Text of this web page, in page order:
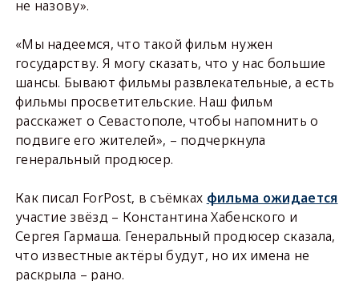
не назову».
«Мы надеемся, что такой фильм нужен
государству. Я могу сказать, что у нас большие
шансы. Бывают фильмы развлекательные, а есть
фильмы просветительские. Наш фильм
расскажет о Севастополе, чтобы напомнить о
подвиге его жителей», – подчеркнула
генеральный продюсер.
Как писал ForPost, в съёмках фильма ожидается
участие звёзд – Константина Хабенского и
Сергея Гармаша. Генеральный продюсер сказала,
что известные актёры будут, но их имена не
раскрыла – рано.